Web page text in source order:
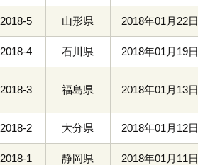
2018-5 山形県 2018年01月22日
2018-4 石川県 2018年01月19日
2018-3 福島県 2018年01月13日
2018-2 大分県 2018年01月12日
2018-1 静岡県 2018年01月11日